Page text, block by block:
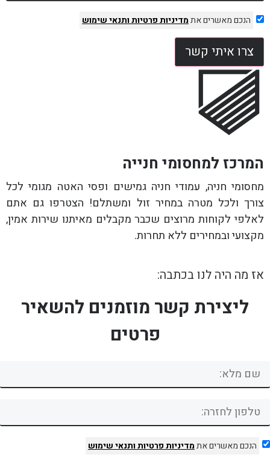
הנכם מאשרים אתמדיניות פרטיותותנאי שימוש
צרו איתי קשר
המרכז למחסומי חנייה
מחסומי חניה, עמודי חניה גמישים ופסי האטה מגומי לכל
צורך ולכל מטרה במחיר זול ומשתלם! הצטרפו גם אתם
לאלפי לקוחות מרוצים שכבר מקבלים מאיתנו שירות אמין,
מקצועי ובמחירים ללא תחרות.
אז מה היה לנו בכתבה:
ליצירת קשר מוזמנים להשאיר
פרטים
הנכם מאשרים אתמדיניות פרטיותותנאי שימוש